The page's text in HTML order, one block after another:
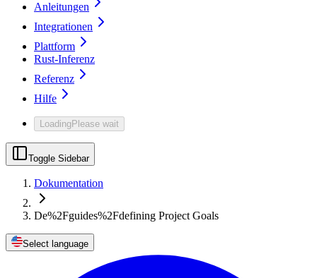
Anleitungen
Integrationen
Plattform
Rust-Inferenz
Referenz
Hilfe
LoadingPlease wait
Toggle Sidebar
Dokumentation
De%2Fguides%2Fdefining Project Goals
Select language